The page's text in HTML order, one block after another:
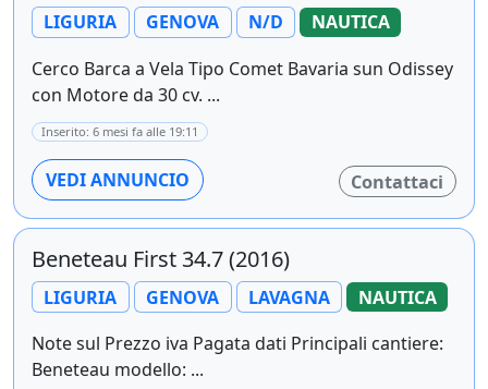
LIGURIA GENOVA N/D
NAUTICA
Cerco Barca a Vela Tipo Comet Bavaria sun Odissey
con Motore da 30 cv. ...
Inserito: 6 mesi fa alle 19:11
VEDI ANNUNCIO Contattaci
Beneteau First 34.7 (2016)
LIGURIA GENOVA LAVAGNA
NAUTICA
Note sul Prezzo iva Pagata dati Principali cantiere:
Beneteau modello: ...